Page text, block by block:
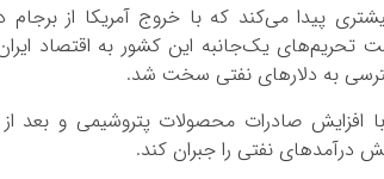
پیدا می‌کند که با خروج آمریکا از برجام
۹۷ و بازگشت تحریم‌های یک‌جانبه این کشور به اقتصاد
به دلارهای نفتی سخت شد.
افزایش صادرات محصولات پتروشیمی و بعد
درآمدهای نفتی را جبران کند.